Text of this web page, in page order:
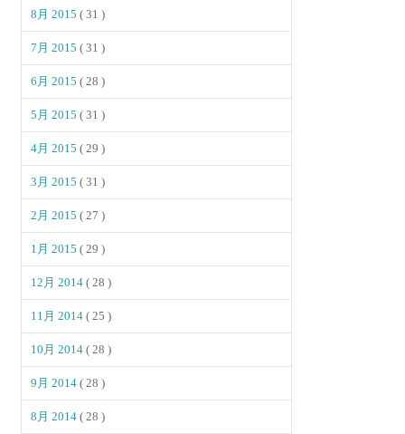
8月 2015( 31 )
7月 2015( 31 )
6月 2015( 28 )
5月 2015( 31 )
4月 2015( 29 )
3月 2015( 31 )
2月 2015( 27 )
1月 2015( 29 )
12月 2014( 28 )
11月 2014( 25 )
10月 2014( 28 )
9月 2014( 28 )
8月 2014( 28 )